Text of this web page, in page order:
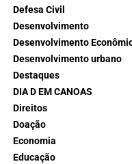
Defesa Civil
Desenvolvimento
Desenvolvimento
Desenvolvimento urbano
Destaques
DIA D EM CANOAS
Direitos
Doação
Economia
Educação